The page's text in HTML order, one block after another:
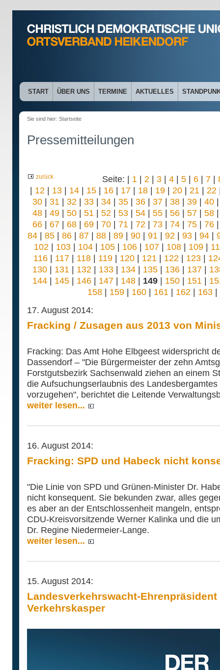
START ÜBER UNS TERMINE AKTUELLES
Sie sind hier: Startseite
Pressemitteilungen
zurück Seite: | 1 | 2 | 3 | 4 | 5 | 6 | 7 |
| 12 | 13| 14| 15| 16| 17| 18| 19| 20| 21 | 22
30| 31 | 32 | 33| 34| 35| 36| 37| 38| 39| 40
48| 49| 50| 51 | 52 | 53| 54| 55| 56| 57| 58
66| 67| 68| 69| 70| 71 | 72 | 73| 74| 75| 76
84| 85| 86| 87| 88| 89| 90| 91 | 92 | 93| 94|
102 | 103 | 104 | 105 | 106 | 107 | 108 | 109 |
116| 117| 118| 119| 120| 121 | 122 | 123|
130| 131 | 132 | 133| 134| 135| 136| 137|
144| 145| 146| 147| 148| 149| 150| 151 |
158 | 159 | 160 | 161 | 162 | 163 |
17. August 2014:
Fracking / Zusagen aus 2013 von
Fracking: Das Amt Hohe Elbgeest widerspricht
Dassendorf – "Die Bürgermeister der zehn
Forstgutsbezirk Sachsenwald ziehen an einem
die Aufsuchungserlaubnis des
vorzugehen", berichtet die Leitende
weiter lesen...
16. August 2014:
Fracking: SPD und Habeck nicht
"Die Linie von SPD und Grünen-Minister Dr.
nicht konsequent. Sie bekunden zwar, alles
es aber an der Entschlossenheit mangeln,
CDU-Kreisvorsitzende Werner Kalinka und die
Dr. Regine Niedermeier-Lange.
weiter lesen...
15. August 2014:
Landesverkehrswacht-
Verkehrskasper